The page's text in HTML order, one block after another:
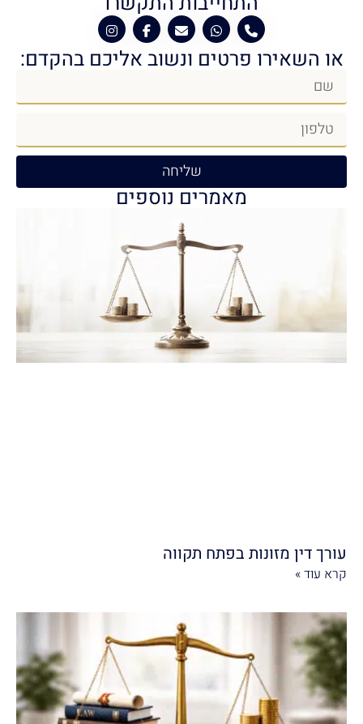
או השאירו פרטים ונשוב אליכם בהקדם:
שליחה
מאמרים נוספים
עורך דין מזונות בפתח תקווה
קרא עוד »